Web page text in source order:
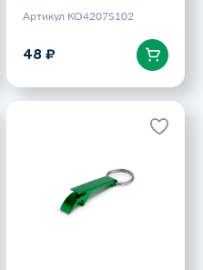
Артикул KO4207S102
48 ₽
Алюминиевый брелок
BIOKO с открывалкой,
Артикул KO4207S1226